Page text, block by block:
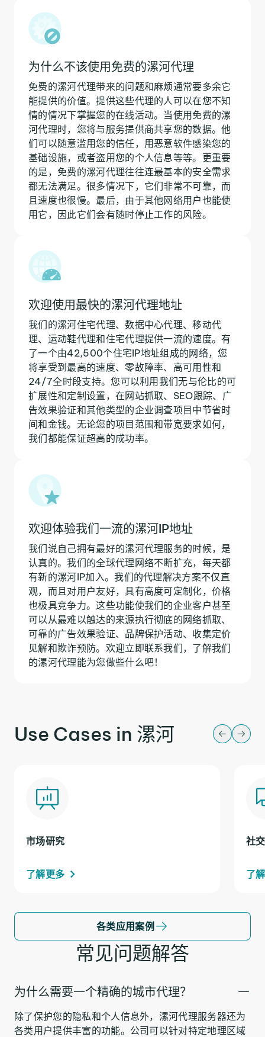
为什么不该使用免费的漯河代理
免费的漯河代理带来的问题和麻烦通常要多余它
能提供的价值。提供这些代理的人可以在您不知
情的情况下掌握您的在线活动。当使用免费的漯
河代理时，您将与服务提供商共享您的数据。他
们可以随意滥用您的信任，用恶意软件感染您的
基础设施，或者盗用您的个人信息等等。更重要
的是，免费的漯河代理往往连最基本的安全需求
都无法满足。很多情况下，它们非常不可靠，而
且速度也很慢。最后，由于其他网络用户也能使
用它，因此它们会有随时停止工作的风险。
欢迎使用最快的漯河代理地址
我们的漯河住宅代理、数据中心代理、移动代
理、运动鞋代理和住宅代理提供一流的速度。有
了一个由42,500个住宅IP地址组成的网络，您
将享受到最高的速度、零故障率、高可用性和
24/7全时段支持。您可以利用我们无与伦比的可
扩展性和定制设置，在网站抓取、SEO跟踪、广
告效果验证和其他类型的企业调查项目中节省时
间和金钱。无论您的项目范围和带宽要求如何，
我们都能保证超高的成功率。
欢迎体验我们一流的漯河IP地址
我们说自己拥有最好的漯河代理服务的时候，是
认真的。我们的全球代理网络不断扩充，每天都
有新的漯河IP加入。我们的代理解决方案不仅直
观，而且对用户友好，具有高度可定制化，价格
也极具竞争力。这些功能使我们的企业客户甚至
可以从最难以触达的来源执行彻底的网络抓取、
可靠的广告效果验证、品牌保护活动、收集定价
见解和欺诈预防。欢迎立即联系我们，了解我们
的漯河代理能为您做些什么吧！
Use Cases in 漯河
市场研究
了解更多
社
了
各类应用案例
常见问题解答
为什么需要一个精确的城市代理？
除了保护您的隐私和个人信息外，漯河代理服务器还为
各类用户提供丰富的功能。公司可以针对特定地理区域